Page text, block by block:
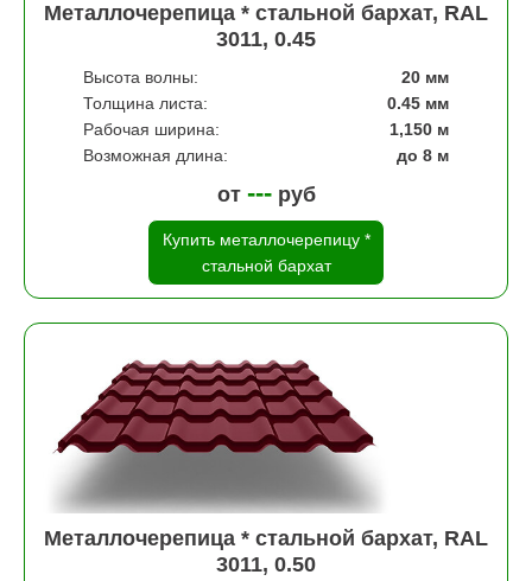
Металлочерепица * стальной бархат, RAL
3011, 0.45
Высота волны:
20 мм
Толщина листа:
0.45 мм
Рабочая ширина:
1,150 м
Возможная длина:
до 8 м
от ---руб
Купить металлочерепицу *
стальной бархат
Металлочерепица * стальной бархат, RAL
3011, 0.50